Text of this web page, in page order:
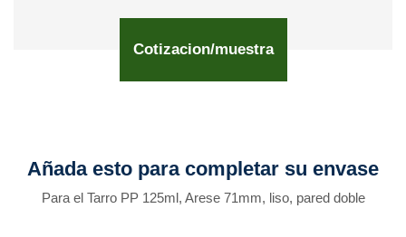
Cotizacion/muestra
Añada esto para completar su envase
Para el Tarro PP 125ml, Arese 71mm, liso, pared doble